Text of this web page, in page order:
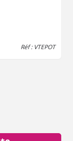
se
de vie avec
de
chambres dont
Réf : VTEPOT